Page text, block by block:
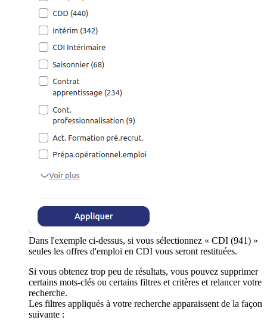
Dans l'exemple ci-dessus, si vous sélectionnez « CDI (941) »
seules les offres d'emploi en CDI vous seront restituées.
Si vous obtenez trop peu de résultats, vous pouvez supprimer
certains mots-clés ou certains filtres et critères et relancer votre
recherche.
Les filtres appliqués à votre recherche apparaissent de la façon
suivante :